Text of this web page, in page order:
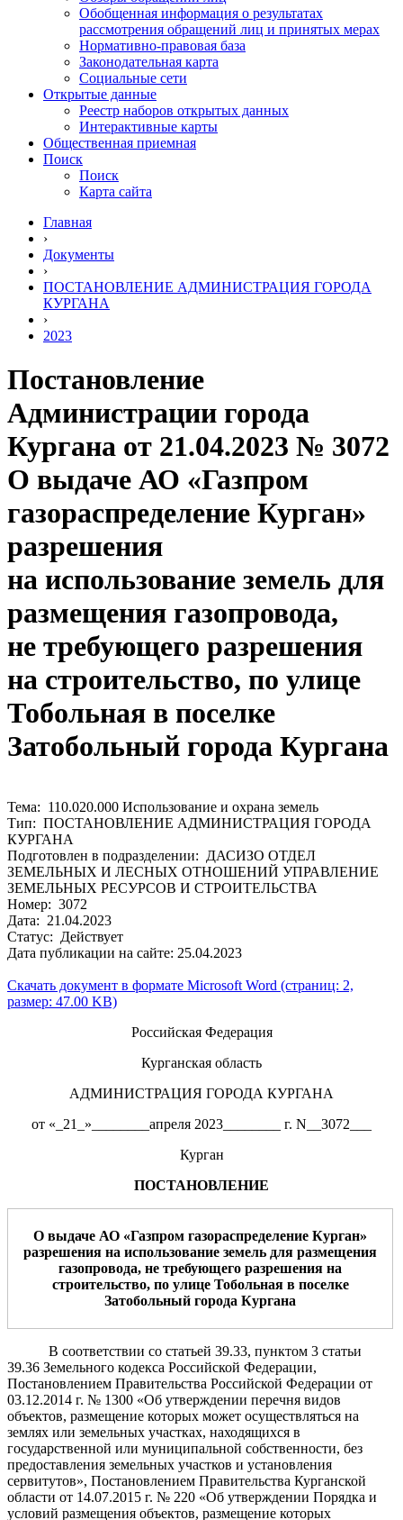
Обобщенная информация о результатах
рассмотрения обращений лиц и принятых мерах
Нормативно-правовая база
Законодательная карта
Социальные сети
Открытые данные
Реестр наборов открытых данных
Интерактивные карты
Общественная приемная
Поиск
Поиск
Карта сайта
Главная
›
Документы
›
ПОСТАНОВЛЕНИЕ АДМИНИСТРАЦИЯ ГОРОДА
КУРГАНА
›
2023
Постановление
Администрации города
Кургана от 21.04.2023 № 3072
О выдаче АО «Газпром
газораспределение Курган»
разрешения
на использование земель для
размещения газопровода,
не требующего разрешения
на строительство, по улице
Тобольная в поселке
Затобольный города Кургана
Тема: 110.020.000 Использование и охрана земель
Тип: ПОСТАНОВЛЕНИЕ АДМИНИСТРАЦИЯ ГОРОДА
КУРГАНА
Подготовлен в подразделении: ДАСИЗО ОТДЕЛ
ЗЕМЕЛЬНЫХ И ЛЕСНЫХ ОТНОШЕНИЙ УПРАВЛЕНИЕ
ЗЕМЕЛЬНЫХ РЕСУРСОВ И СТРОИТЕЛЬСТВА
Номер: 3072
Дата: 21.04.2023
Статус: Действует
Дата публикации на сайте: 25.04.2023
Скачать документ в формате Microsoft Word (страниц: 2,
размер: 47.00 KB)
Российская Федерация
Курганская область
АДМИНИСТРАЦИЯ ГОРОДА КУРГАНА
от «_21_»________апреля 2023________ г. N__3072___
Курган
ПОСТАНОВЛЕНИЕ
О выдаче АО «Газпром газораспределение Курган»
разрешения на использование земель для размещения
газопровода, не требующего разрешения на
строительство, по улице Тобольнаяв поселке
Затобольный города Кургана
В соответствии со статьей 39.33, пунктом 3 статьи
39.36 Земельного кодекса Российской Федерации,
Постановлением Правительства Российской Федерации от
03.12.2014 г. № 1300 «Об утверждении перечня видов
объектов, размещение которых может осуществляться на
землях или земельных участках, находящихся в
государственной или муниципальной собственности, без
предоставления земельных участков и установления
сервитутов», Постановлением Правительства Курганской
области от 14.07.2015 г. № 220 «Об утверждении Порядка и
условий размещения объектов, размещение которых